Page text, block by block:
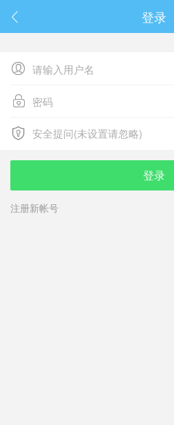
 登录


 安全提问(未设置请忽略)
安全提问(未设置请忽略)
登录
注册新帐号